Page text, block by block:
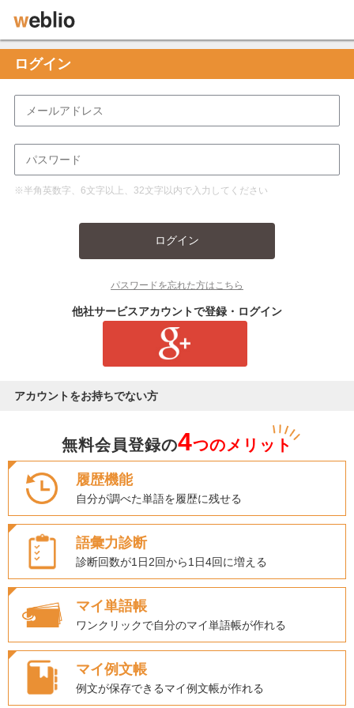
ログイン
※半角英数字、6文字以上、32文字以内で入力してください
ログイン
パスワードを忘れた方はこちら
他社サービスアカウントで登録・ログイン
アカウントをお持ちでない方
無料会員登録の4つのメリット
履歴機能
自分が調べた単語を履歴に残せる
語彙力診断
診断回数が1日2回から1日4回に増える
マイ単語帳
ワンクリックで自分のマイ単語帳が作れる
マイ例文帳
例文が保存できるマイ例文帳が作れる